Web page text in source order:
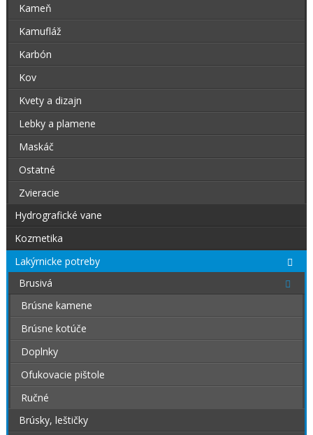
Kameň
Kamufláž
Karbón
Kov
Kvety a dizajn
Lebky a plamene
Maskáč
Ostatné
Zvieracie
Hydrografické vane
Kozmetika
Lakýrnicke potreby
Brusivá
Brúsne kamene
Brúsne kotúče
Doplnky
Ofukovacie pištole
Ručné
Brúsky, leštičky